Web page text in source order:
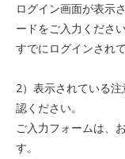
ログイン画面が表示
ードをご入力ください
すでにログインされ
2）表示されている
認ください。
ご入力フォームは、
す。